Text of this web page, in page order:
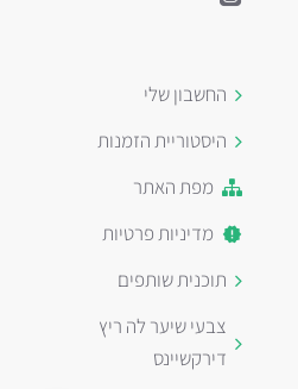
החשבון שלי
היסטוריית הזמנות
מפת האתר
מדיניות פרטיות
תוכנית שותפים
צבעי שיער לה ריץ
דירקשיינס